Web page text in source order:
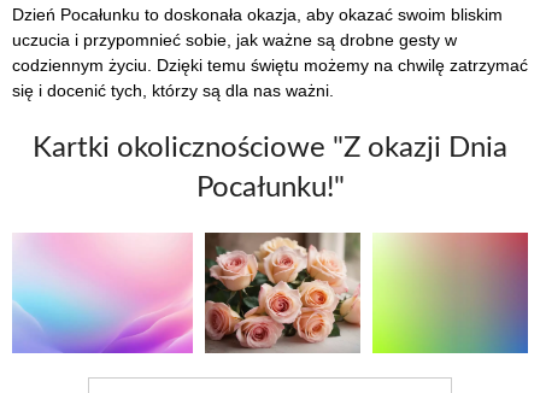
Dzień Pocałunku to doskonała okazja, aby okazać swoim bliskim
uczucia i przypomnieć sobie, jak ważne są drobne gesty w
codziennym życiu. Dzięki temu świętu możemy na chwilę zatrzymać
się i docenić tych, którzy są dla nas ważni.
Kartki okolicznościowe "Z okazji Dnia
Pocałunku!"